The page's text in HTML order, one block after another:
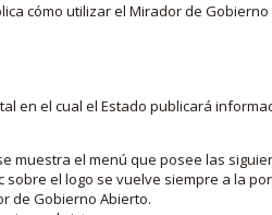
cómo utilizar el Mirador de
en el cual el Estado publicará
muestra el menú que posee las
sobre el logo se vuelve siempre a la
de Gobierno Abierto.